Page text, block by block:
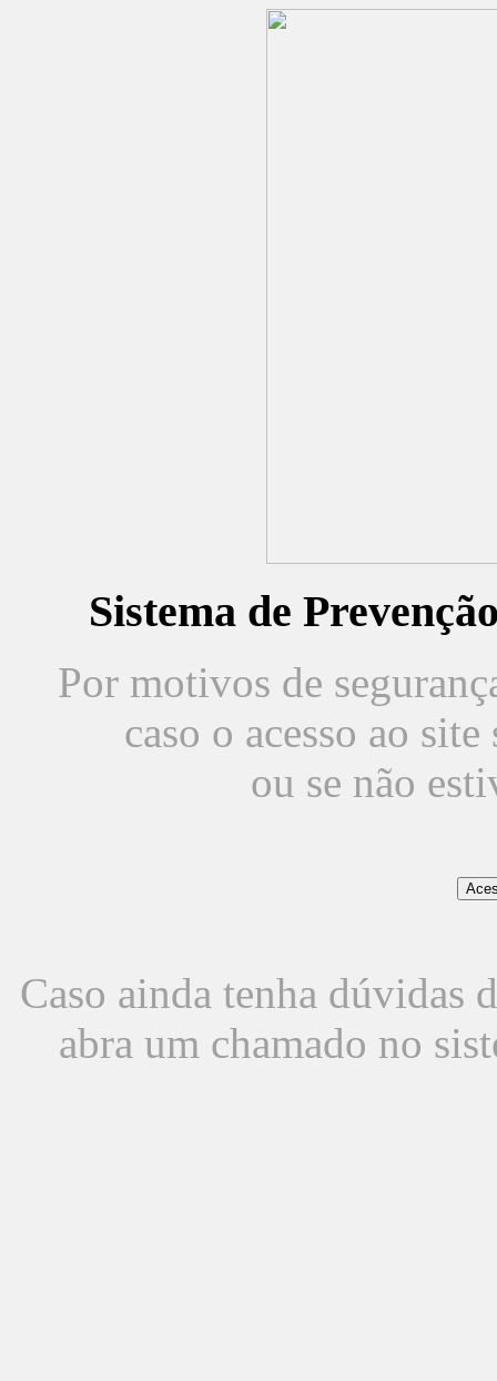
Sistema de
Por motivos de
caso o acesso ao
ou se não
Caso ainda tenha dúvidas
abra um chamado no